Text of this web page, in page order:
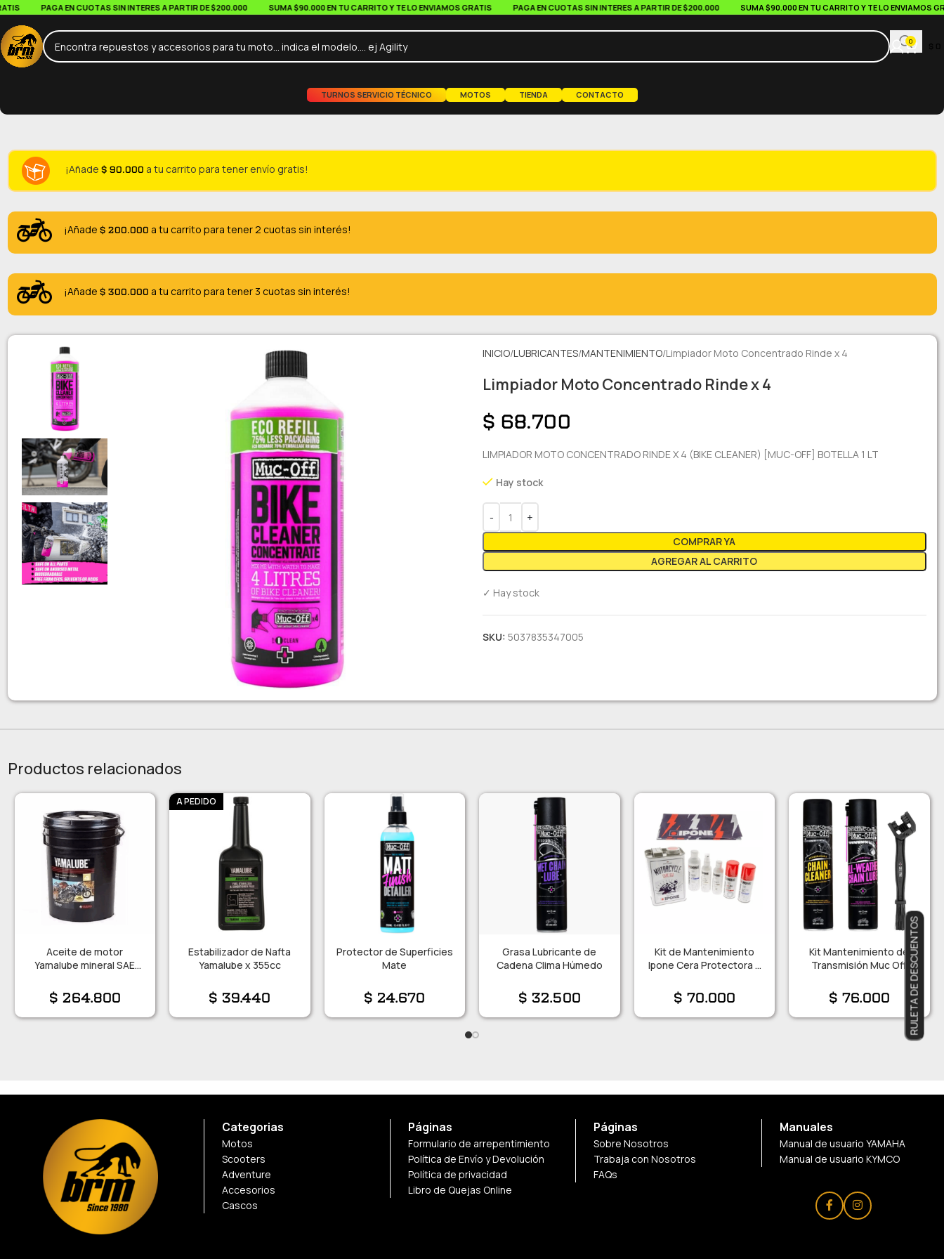
PAGA EN CUOTAS SIN INTERES A PARTIR DE $200.000 SUMA $90.000 EN TU CARRITO Y TE LO ENVIAMOS GRATIS PAGA EN CUOTAS SIN INTERES A PARTIR DE $200.000 SUMA $90.000 EN TU CARRITO Y TE LO ENVIAMOS
0
TURNOS SERVICIO TÉCNICO MOTOS TIENDA CONTACTO
¡Añade $90.000 a tu carrito para tener envío gratis!
¡Añade $200.000 a tu carrito para tener 2 cuotas sin interés!
¡Añade $300.000 a tu carrito para tener 3 cuotas sin interés!
INICIO LUBRICANTES MANTENIMIENTO Limpiador Moto Concentrado Rinde x 4
Limpiador Moto Concentrado Rinde x 4
$ 68.700
LIMPIADOR MOTO CONCENTRADO RINDE X 4 (BIKE CLEANER) [MUC-OFF] BOTELLA 1 LT
Hay stock
AGREGAR AL CARRITO
COMPRAR YA
✓ Hay stock
SKU: 5037835347005
Productos relacionados
Aceite de motor
Yamalube mineral SAE
$ 264.800
A PEDIDO
Estabilizador de Nafta
Yamalube x 355cc
$ 39.440
Protector de Superficies
Mate
$ 24.670
Grasa Lubricante de
Cadena Clima Húmedo
$ 32.500
Kit de Mantenimiento
Ipone Cera Protectora y
$ 70.000
Kit Mantenimiento de
Transmisión Muc Off
$ 76.000
Categorias
Motos
Scooters
Adventure
Accesorios
Cascos
Páginas
Formulario de arrepentimiento
Política de Envío y Devolución
Política de privacidad
Libro de Quejas Online
Páginas
Sobre Nosotros
Trabaja con Nosotros
FAQs
Manuales
Manual de usuario YAMAHA
Manual de usuario KYMCO
RULETA DE DESCUENTOS